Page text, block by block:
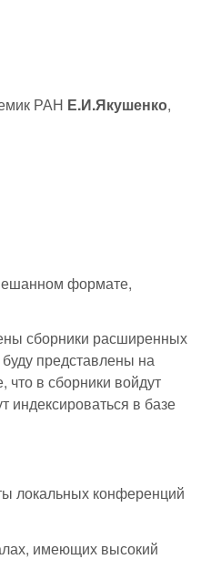
РАН Е.И.Якушенко,
формате,
сборники расширенных
представлены на
в сборники войдут
индексироваться в базе
локальных конференций
имеющих высокий